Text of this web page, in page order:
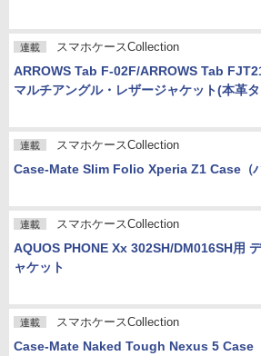
連載 スマホケースCollection
ARROWS Tab F-02F/ARROWS Tab
マルチアングル・レザージャケット(本革
連載 スマホケースCollection
Case-Mate Slim Folio Xperia Z1 Case（パ
連載 スマホケースCollection
AQUOS PHONE Xx 302SH/DM016SH用
ャケット
連載 スマホケースCollection
Case-Mate Naked Tough Nexus 5 Case（